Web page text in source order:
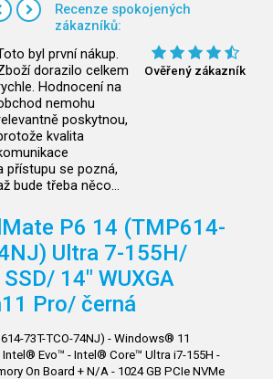
Recenze spokojených
zákazníků:
byl první nákup.
dorazilo celkem
Hodnocení na
nemohu
poskytnou,
kvalita
přístupu se pozná,
bude třeba něco…
Ověřený zákazník
P6 14 (TMP614-
Ultra 7-155H/
SSD/ 14" WUXGA
Pro/ černá
73T-TCO-74NJ) - Windows® 11
Evo™ - Intel® Core™ Ultra i7-155H -
On Board + N/A - 1024 GB PCIe NVMe